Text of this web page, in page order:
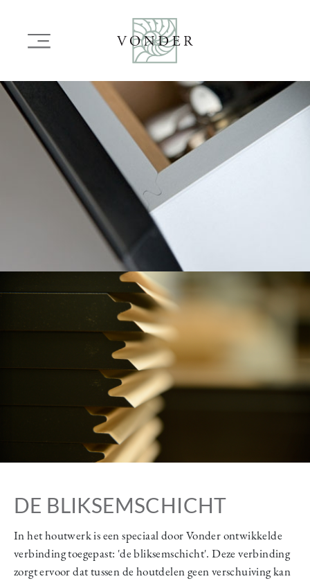
NAAR
INHOUD
GAAN
Main
Image
DE BLIKSEMSCHICHT
In het houtwerk is een speciaal door Vonder ontwikkelde
verbinding toegepast: 'de bliksemschicht'. Deze verbinding
zorgt ervoor dat tussen de houtdelen geen verschuiving kan